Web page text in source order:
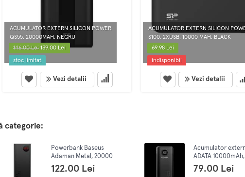
ACUMULATOR EXTERN SILICON POWER
QS55, 20000MAH, NEGRU
146.00 Lei139.00 Lei
stoc limitat
Vezi detalii
ACUMULATOR EXTERN SILICON
S100, 2XUSB, 10000 MAH, BLACK
69.98 Lei
indisponibil
Vezi detalii
categorie:
Powerbank Baseus
Adaman Metal, 20000
mAh, 22.5 W, negru
122.00 Lei
Acumulator
ADATA
Charge 3.0 + PD
x USB &, 1 x USB-C,
79.00 Lei